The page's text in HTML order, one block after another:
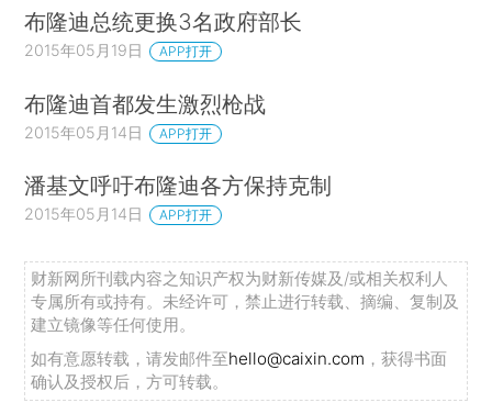
布隆迪总统更换3名政府部长
2015年05月19日 APP打开
布隆迪首都发生激烈枪战
2015年05月14日 APP打开
潘基文呼吁布隆迪各方保持克制
2015年05月14日 APP打开
财新网所刊载内容之知识产权为财新传媒及/或相关权利人
专属所有或持有。未经许可，禁止进行转载、摘编、复制及
建立镜像等任何使用。
如有意愿转载，请发邮件至hello@caixin.com ，获得书面
确认及授权后，方可转载。